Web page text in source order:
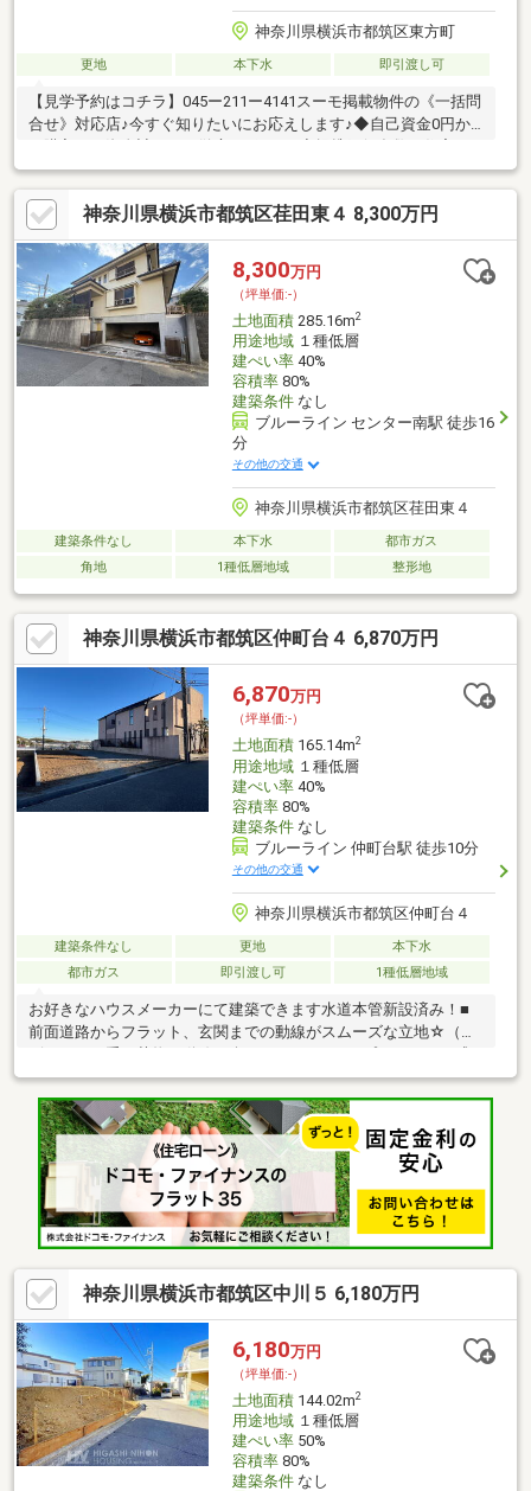
神奈川県横浜市都筑区東方町
更地 本下水 即引渡し可
【見学予約はコチラ】045ー211ー4141スーモ掲載物件の《一括問
合せ》対応店♪今すぐ知りたいにお応えします♪◆自己資金0円か
ーンのご相談もおまかせください♪◆ファイナンシャルプランナ
ー相談無料！支払計画もサポート♪◆車でご納得いくまで物件見
学！とことん比較検討♪◆ご自宅まで送迎！移動の心配は不要♪◆
チャイルドシート完備！小さなお子様とご一緒でも安心♪◆平日
やお仕事帰りの見学も歓迎♪◆年中無休！即日対応♪◆ご来店は
【みなとみらい線「日本大通」駅 1分！】アクセス便利♪【ご見
学は「見学」ボタンをクリック】
神奈川県横浜市都筑区荏田東４ 8,300万円
8,300万円
（坪単価:-）
土地面積285.16m2
用途地域１種低層
建ぺい率40%
容積率80%
建築条件なし
ブルーライン センター南駅 徒歩16
分
その他の交通
神奈川県横浜市都筑区荏田東４
建築条件なし 本下水
都市ガス
角地
1種低層地域 整形地
神奈川県横浜市都筑区仲町台４ 6,870万円
6,870万円
（坪単価:-）
土地面積165.14m2
用途地域１種低層
建ぺい率40%
容積率80%
建築条件なし
ブルーライン 仲町台駅 徒歩10分
その他の交通
神奈川県横浜市都筑区仲町台４
建築条件なし 更地
本下水
都市ガス
即引渡し可 1種低層地域
お好きなハウスメーカーにて建築できます水道本管新設済み！■
前面道路からフラット、玄関までの動線がスムーズな立地☆（ベ
ビーカーや重い荷物の動線が楽になりやすい）■プライベート感
ある庭が取りやすい立地☆（南東側は道路からの目線が気になら
ない）■東側は大きな窓が取りやすい立地☆（目線が抜ける・道
路からの目線が気にならない）■吹抜けを取って、空をみる間取
りも◎開放感ある暮らし☆（お好きなハウスメーカーで建築可
能）■港北ニュータウンエリア 165㎡の土地■利便性高い仲町台
駅アクセス■2区画分譲地■整形地■更地
神奈川県横浜市都筑区中川５ 6,180万円
6,180万円
（坪単価:-）
土地面積144.02m2
用途地域１種低層
建ぺい率50%
容積率80%
建築条件なし